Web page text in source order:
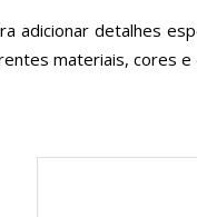
adicionar detalhes
materiais, cores